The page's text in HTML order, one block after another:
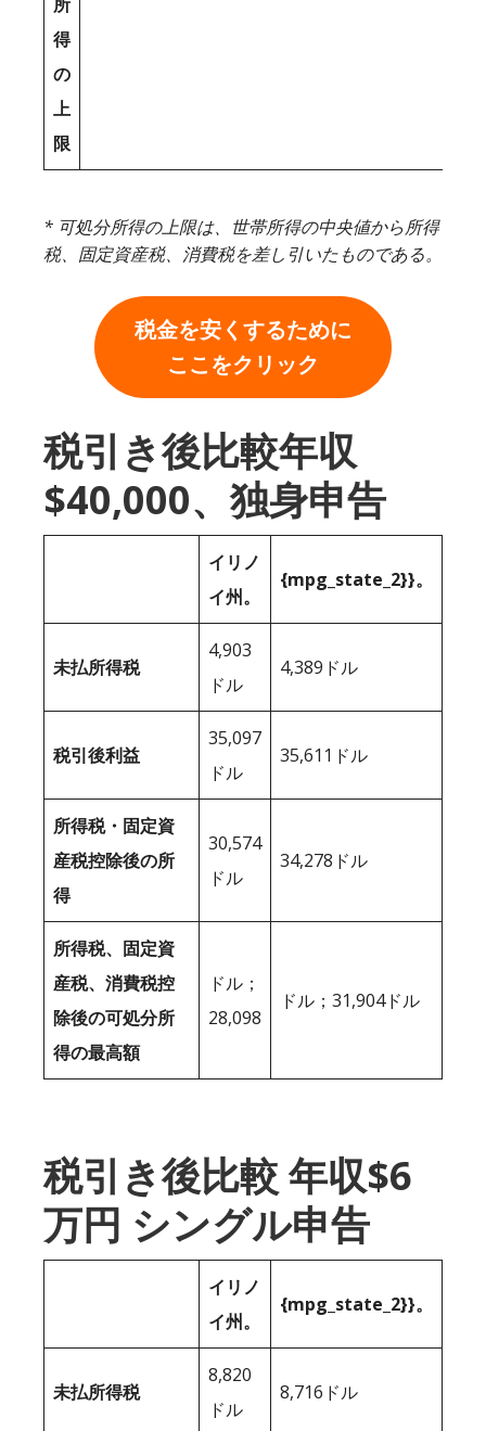
得
の
上
限
* 可処分所得の上限は、世帯所得の中央値から所得
税、固定資産税、消費税を差し引いたものである。
税金を安くするために
ここをクリック
税引き後比較年収
$40,000、独身申告
イリノ
イ州。
{mpg_state_2}}。
未払所得税
4,903
ドル
4,389ドル
税引後利益
35,097
ドル
35,611ドル
所得税・固定資
産税控除後の所
得
30,574
ドル
34,278ドル
所得税、固定資
産税、消費税控
除後の可処分所
得の最高額
ドル；
28,098
ドル；31,904ドル
税引き後比較 年収$6
万円 シングル申告
イリノ
イ州。
{mpg_state_2}}。
未払所得税
8,820
ドル
8,716ドル